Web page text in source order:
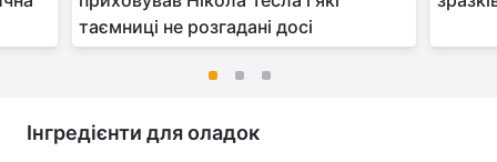
таємниці не розгадані досі
Інгредієнти для оладок